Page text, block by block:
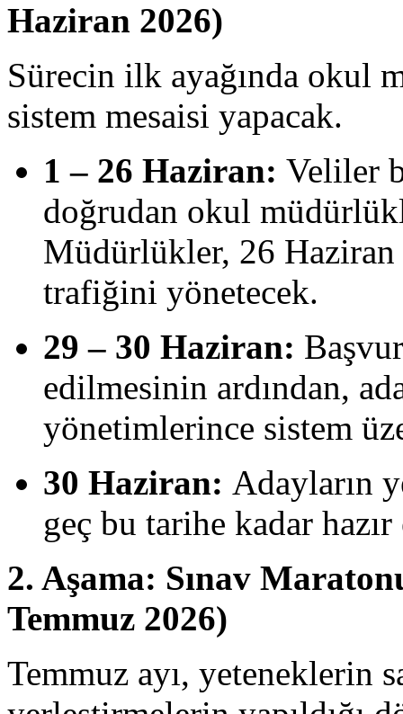
Haziran 2026)
Sürecin ilk ayağında okul
sistem mesaisi yapacak.
1 – 26 Haziran: Veliler
doğrudan okul
Müdürlükler, 26 Haziran
trafiğini yönetecek.
29 – 30 Haziran:
edilmesinin ardından,
yönetimlerince sistem
30 Haziran: Adayların
geç bu tarihe kadar
2. Aşama: Sınav
Temmuz 2026)
Temmuz ayı, yeteneklerin